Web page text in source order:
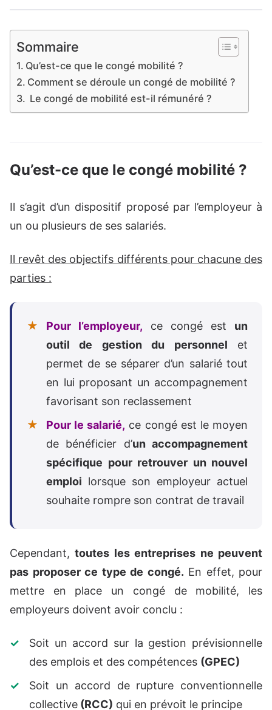
Sommaire
Qu’est-ce que le congé mobilité ?
Comment se déroule un congé de mobilité ?
Le congé de mobilité est-il rémunéré ?
Qu’est-ce que le congé mobilité ?
Il s’agit d’un dispositif proposé par l’employeur à
un ou plusieurs de ses salariés.
Il revêt des objectifs différents pour chacune des
parties :
Pour l’employeur, ce congé est un
outil de gestion du personnel et
permet de se séparer d’un salarié tout
en lui proposant un accompagnement
favorisant son reclassement
Pour le salarié, ce congé est le moyen
de bénéficier d’un accompagnement
spécifique pour retrouver un nouvel
emploi lorsque son employeur actuel
souhaite rompre son contrat de travail
Cependant,toutes les entreprises ne peuvent
pas proposer ce type de congé. En effet, pour
mettre en place un congé de mobilité, les
employeurs doivent avoir conclu :
Soit un accord sur la gestion prévisionnelle
des emplois et des compétences (GPEC)
Soit un accord de rupture conventionnelle
collective (RCC) qui en prévoit le principe